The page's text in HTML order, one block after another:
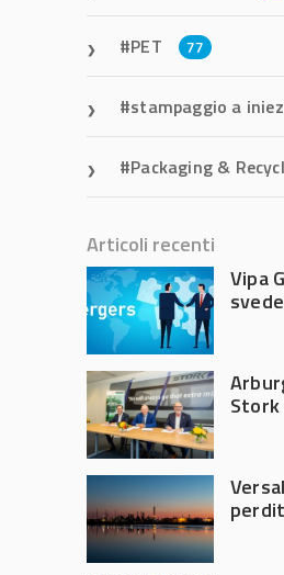
PET 77
stampaggio a
Packaging &
Articoli recenti
Vipa
Stork